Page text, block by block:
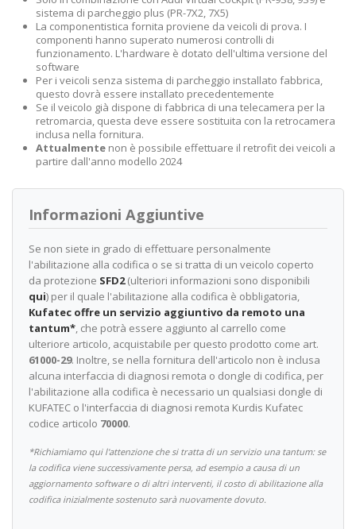
sistema di parcheggio plus (PR-7X2, 7X5)
La componentistica fornita proviene da veicoli di prova. I
componenti hanno superato numerosi controlli di
funzionamento. L'hardware è dotato dell'ultima versione del
software
Per i veicoli senza sistema di parcheggio installato fabbrica,
questo dovrà essere installato precedentemente
Se il veicolo già dispone di fabbrica di una telecamera per la
retromarcia, questa deve essere sostituita con la retrocamera
inclusa nella fornitura.
Attualmente non è possibile effettuare il retrofit dei veicoli a
partire dall'anno modello 2024
Informazioni Aggiuntive
Se non siete in grado di effettuare personalmente
l'abilitazione alla codifica o se si tratta di un veicolo coperto
da protezione SFD2(ulteriori informazioni sono disponibili
qui) per il quale l'abilitazione alla codifica è obbligatoria,
Kufatec offre un servizio aggiuntivo da remoto una
tantum*, che potrà essere aggiunto al carrello come
ulteriore articolo, acquistabile per questo prodotto come art.
61000-29. Inoltre, se nella fornitura dell'articolo non è inclusa
alcuna interfaccia di diagnosi remota o dongle di codifica, per
l'abilitazione alla codifica è necessario un qualsiasi dongle di
KUFATEC o l'interfaccia di diagnosi remota Kurdis Kufatec
codice articolo 70000.
*Richiamiamo qui l'attenzione che si tratta di un servizio una tantum: se
la codifica viene successivamente persa, ad esempio a causa di un
aggiornamento software o di altri interventi, il costo di abilitazione alla
codifica inizialmente sostenuto sarà nuovamente dovuto.